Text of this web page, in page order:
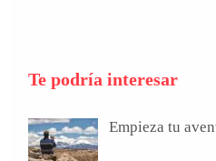
Te podría interesar
Empieza tu